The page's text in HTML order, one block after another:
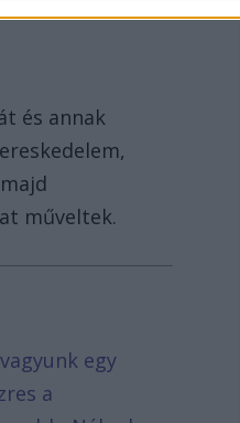
és annak
műveltek.
egy
a